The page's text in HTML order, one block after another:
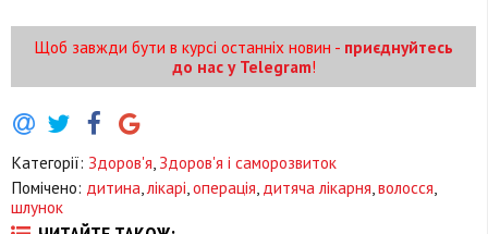
Щоб завжди бути в курсі останніх новин - приєднуйтесь
до нас у Telegram!
Категорії: Здоров'я Здоров'я і саморозвиток
Помічено: дитина лікарі операція дитяча лікарня волосся
шлунок